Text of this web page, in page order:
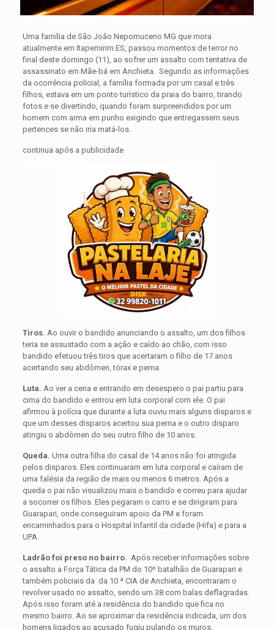
Uma família de São João Nepomuceno MG que mora
atualmente em Itapemirim ES, passou momentos de terror no
final deste domingo (11), ao sofrer um assalto com tentativa de
assassinato em Mãe-bá em Anchieta. Segundo as informações
da ocorrência policial, a família formada por um casal e três
filhos, estava em um ponto turístico da praia do bairro, tirando
fotos e se divertindo, quando foram surpreendidos por um
homem com arma em punho exigindo que entregassem seus
pertences se não iria matá-los.
continua após a publicidade
Tiros. Ao ouvir o bandido anunciando o assalto, um dos filhos
teria se assustado com a ação e caído ao chão, com isso
bandido efetuou três tiros que acertaram o filho de 17 anos
acertando seu abdômen, tórax e perna.
Luta. Ao ver a cena e entrando em desespero o pai partiu para
cima do bandido e entrou em luta corporal com ele. O pai
afirmou à polícia que durante a luta ouviu mais alguns disparos e
que um desses disparos acertou sua perna e o outro disparo
atingiu o abdômen do seu outro filho de 10 anos.
Queda. Uma outra filha do casal de 14 anos não foi atingida
pelos disparos. Eles continuaram em luta corporal e caíram de
uma falésia da região de mais ou menos 6 metros. Após a
queda o pai não visualizou mais o bandido e correu para ajudar
a socorrer os filhos. Eles pegaram o carro e se dirigiram para
Guarapari, onde conseguiram apoio da PM e foram
encaminhados para o Hospital Infantil da cidade (Hifa) e para a
UPA.
Ladrão foi preso no bairro. Após receber informações sobre
o assalto a Força Tática da PM do 10º batalhão de Guarapari e
também policiais da da 10 ª CIA de Anchieta, encontraram o
revolver usado no assalto, sendo um 38 com balas deflagradas.
Após isso foram até a residência do bandido que fica no
mesmo bairro. Ao se aproximar da residência indicada, um dos
homens ligados ao acusado fugiu pulando os muros.